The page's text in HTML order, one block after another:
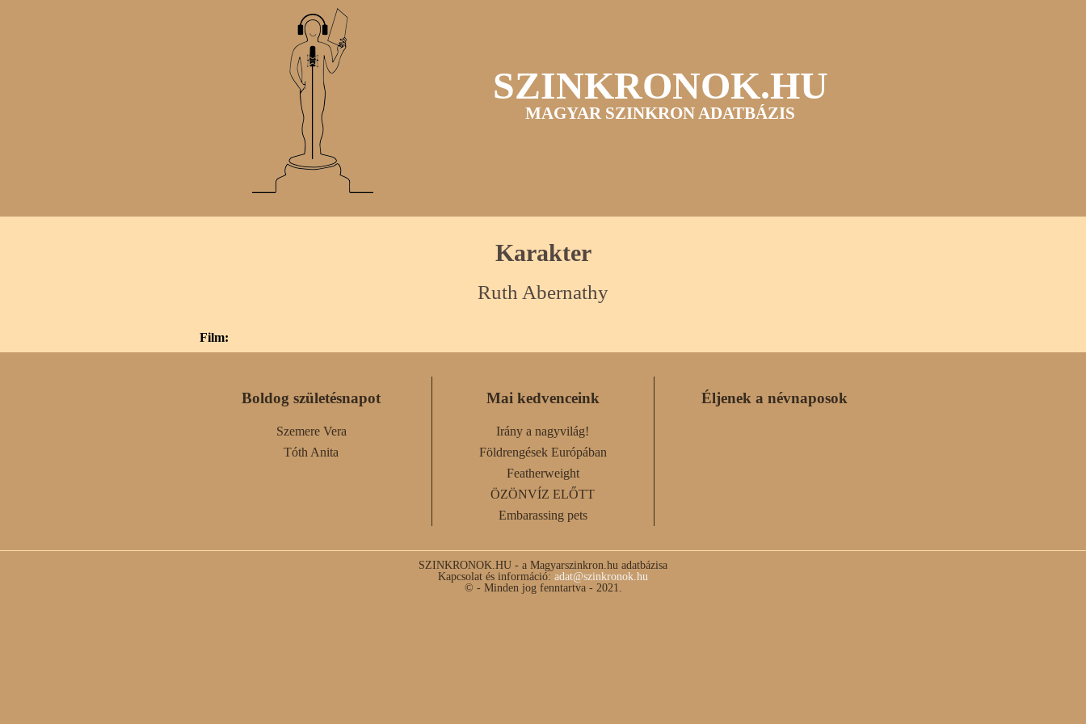
SZINKRONOK.HU
MAGYAR SZINKRON ADATBÁZIS
Karakter
Ruth Abernathy
Film:
Boldog születésnapot
Szemere Vera
Tóth Anita
Mai kedvenceink
Irány a nagyvilág!
Földrengések Európában
Featherweight
ÖZÖNVÍZ ELŐTT
Embarassing pets
Éljenek a névnaposok
SZINKRONOK.HU - a Magyarszinkron.hu adatbázisa
Kapcsolat és információ: adat@szinkronok.hu
© - Minden jog fenntartva - 2021.